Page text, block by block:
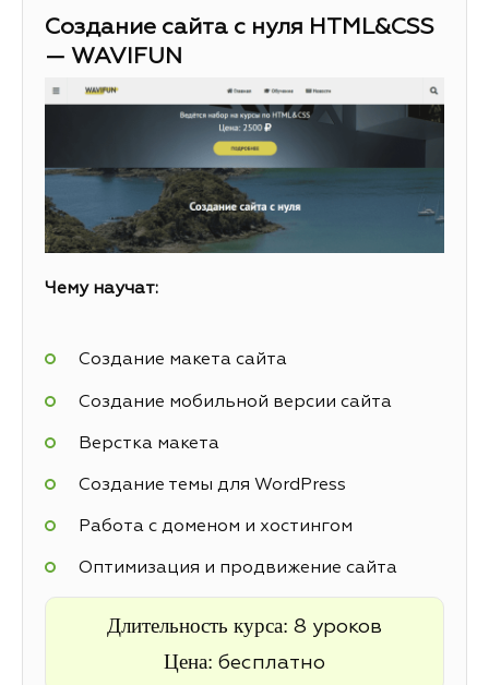
Создание сайта с нуля HTML&CSS
— WAVIFUN
Чему научат:
Создание макета сайта
Создание мобильной версии сайта
Верстка макета
Создание темы для WordPress
Работа с доменом и хостингом
Оптимизация и продвижение сайта
Длительность курса: 8 уроков
Цена: бесплатно